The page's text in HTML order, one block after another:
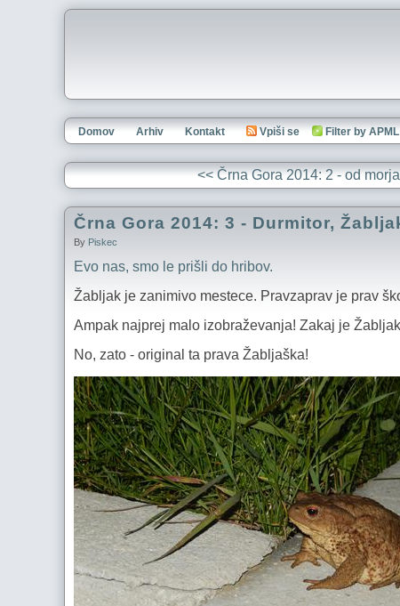
Domov Arhiv Kontakt Vpiši se Filter by APML
<< Črna Gora 2014: 2 - od
Črna Gora 2014: 3 - Durmitor,
By Piskec
Evo nas, smo le prišli do hribov.
Žabljak je zanimivo mestece. Pravzaprav je prav
Ampak najprej malo izobraževanja! Zakaj je
No, zato - original ta prava Žabljaška!